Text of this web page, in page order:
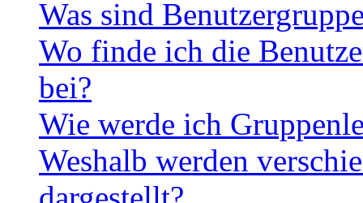
Was sind
Wo finde ich die
bei?
Wie werde ich
Weshalb werden